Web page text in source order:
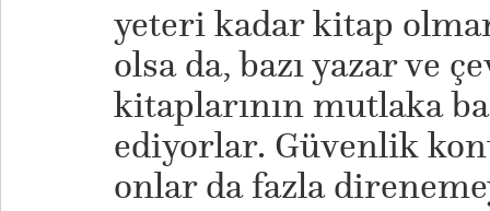
yeteri kadar kitap
olsa da, bazı yazar ve
kitaplarının mutlaka
ediyorlar. Güvenlik
onlar da fazla